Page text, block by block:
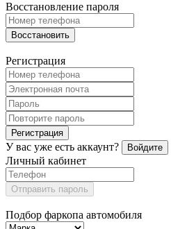
Восстановление пароля
Восстановить
Регистрация
Регистрация
У вас уже есть аккаунт? Войдите
Личный кабинет
Отправить пароль
Подбор фаркопа автомобиля